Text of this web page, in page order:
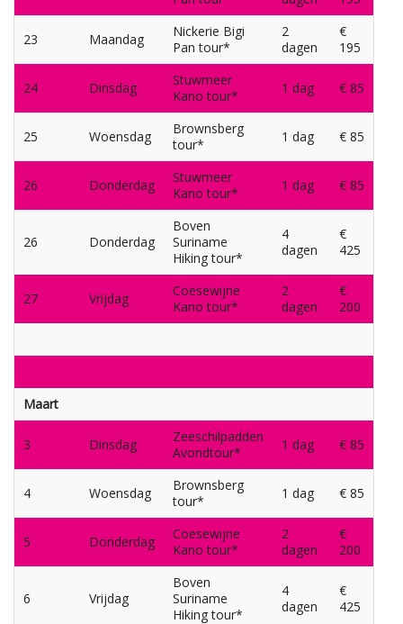
23 Maandag
Nickerie Bigi
Pan tour*
2
dagen
€
195
24 Dinsdag
Stuwmeer
Kano tour*
1 dag € 85
25 Woensdag
Brownsberg
tour*
1 dag € 85
26 Donderdag
Stuwmeer
Kano tour*
1 dag € 85
26 Donderdag
Boven
Suriname
Hiking tour*
4
dagen
€
425
27 Vrijdag
Coesewijne
Kano tour*
2
dagen
€
200
Maart
3 Dinsdag
Zeeschilpadden
Avondtour*
1 dag € 85
4 Woensdag
Brownsberg
tour*
1 dag € 85
5 Donderdag
Coesewijne
Kano tour*
2
dagen
€
200
6 Vrijdag
Boven
Suriname
Hiking tour*
4
dagen
€
425